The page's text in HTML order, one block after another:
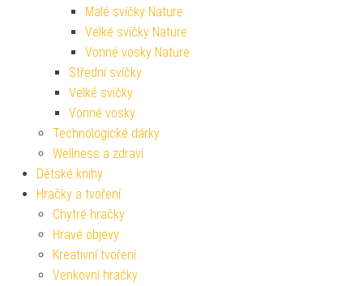
Malé svíčky Nature
Velké svíčky Nature
Vonné vosky Nature
Střední svíčky
Velké svíčky
Vonné vosky
Technologické dárky
Wellness a zdraví
Dětské knihy
Hračky a tvoření
Chytré hračky
Hravé objevy
Kreativní tvoření
Venkovní hračky